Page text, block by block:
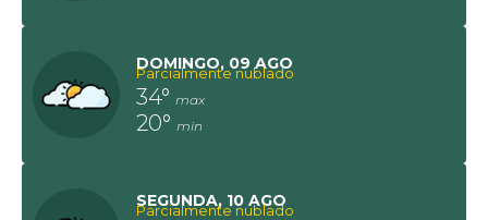
DOMINGO 09 AGO
Parcialmente nublado
34°
20°
SEGUNDA 10 AGO
Parcialmente nublado